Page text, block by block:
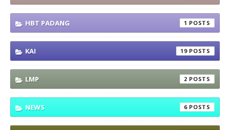
HBT PADANG 1
KAI 19
LMP 2
NEWS 6